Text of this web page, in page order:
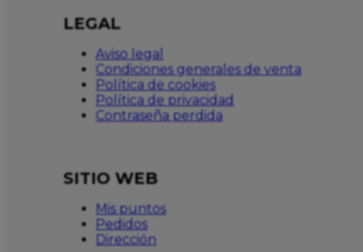
LEGAL
Aviso legal
Condiciones generales de venta
Política de cookies
Política de privacidad
Contraseña perdida
SITIO WEB
Mis puntos
Pedidos
Dirección